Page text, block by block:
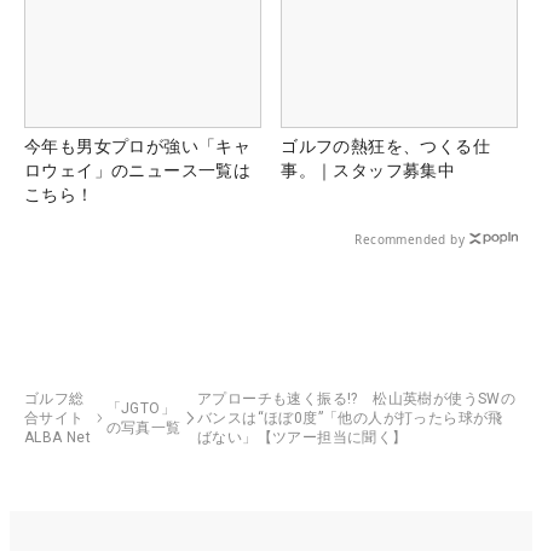
今年も男女プロが強い「キャ
ロウェイ」のニュース一覧は
こちら！
ゴルフの熱狂を、つくる仕
事。｜スタッフ募集中
Recommended by
ゴルフ総
合サイト
ALBA Net
「JGTO」
の写真一覧
アプローチも速く振る!? 松山英樹が使うSWの
バンスは“ほぼ0度”「他の人が打ったら球が飛
ばない」【ツアー担当に聞く】